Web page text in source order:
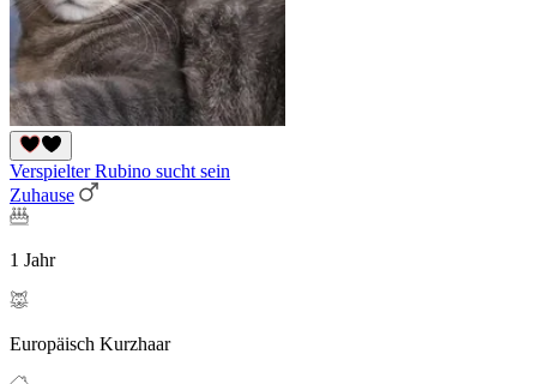
Verspielter Rubino sucht sein
Zuhause
1 Jahr
Europäisch Kurzhaar